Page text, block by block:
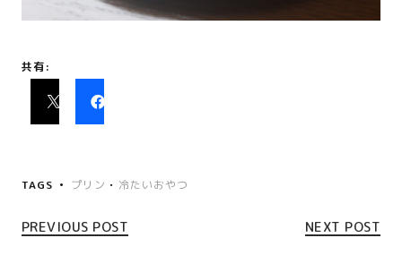
共有:
TAGS プリン • 冷たいおやつ
PREVIOUS POST NEXT POST